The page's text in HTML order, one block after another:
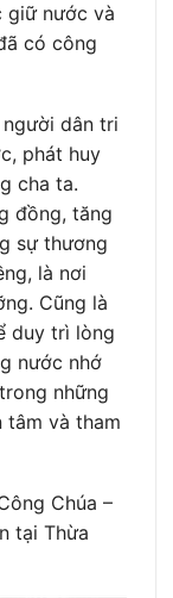
giữ nước và
có công
dân tri
phát huy
cha ta.
đồng, tăng
sự thương
là nơi
Cũng là
duy trì lòng
nước nhớ
những
tâm và tham
Chúa –
tại Thừa